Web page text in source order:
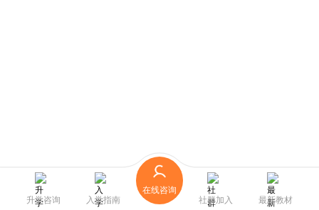
升学咨询 入学指南
在线咨询
社群加入
最新教材